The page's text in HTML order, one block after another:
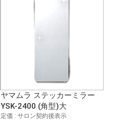
ヤマムラ ステッカーミラー
YSK-2400 (角型)大
定価 : サロン契約後表示